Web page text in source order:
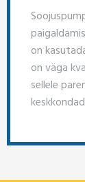
on
on väga
sellele